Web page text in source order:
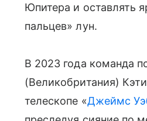
Юпитера и оставлять
пальцев» лун.
В 2023 года команда
(Великобритания)
телескопе «Джеймс